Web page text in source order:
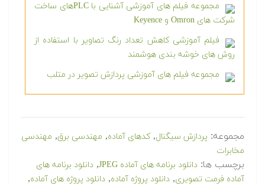
مجموعه فیلم های آموزشی آشنایی با PLCهای ساخت
شرکت های Omron و Keyence
فیلم آموزشی کاهش تعداد رنگ تصاویر با استفاده از
روش های خوشه بندی هوشمند
مجموعه فیلم های آموزشی پردازش تصویر در متلب
مجموعه: پردازش سیگنال,کدهای آماده, مهندسی برق, مهندسی
مخابرات
برچسب ها: دانلود برنامه های آماده JPEG , دانلود برنامه های
آماده فرمت تصویری, دانلود پروژه آماده, دانلود پروژه های آماده,